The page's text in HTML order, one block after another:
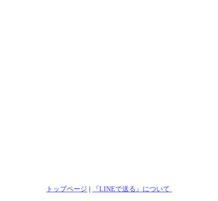
トップページ | 『LINEで送る』について